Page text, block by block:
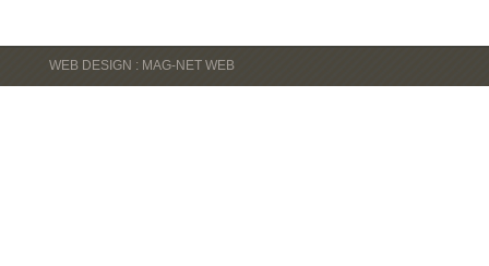
WEB DESIGN : MAG-NET WEB